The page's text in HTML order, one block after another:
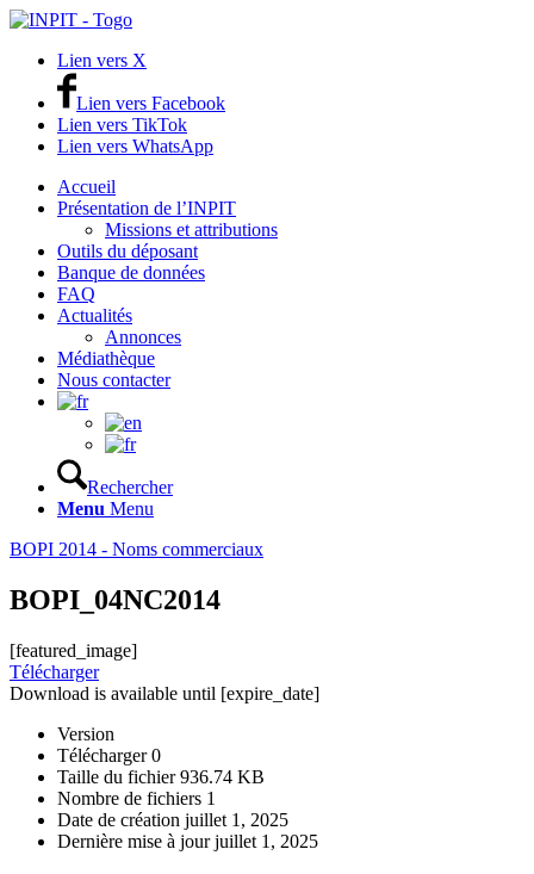
Lien vers X
Lien vers Facebook
Lien vers TikTok
Lien vers WhatsApp
Accueil
Présentation de l’INPIT
Missions et attributions
Outils du déposant
Banque de données
FAQ
Actualités
Annonces
Médiathèque
Nous contacter
Rechercher
Menu Menu
BOPI 2014 - Noms commerciaux
BOPI_04NC2014
[featured_image]
Télécharger
Download is available until [expire_date]
Version
Télécharger0
Taille du fichier936.74 KB
Nombre de fichiers 1
Date de création juillet 1, 2025
Dernière mise à jourjuillet 1, 2025